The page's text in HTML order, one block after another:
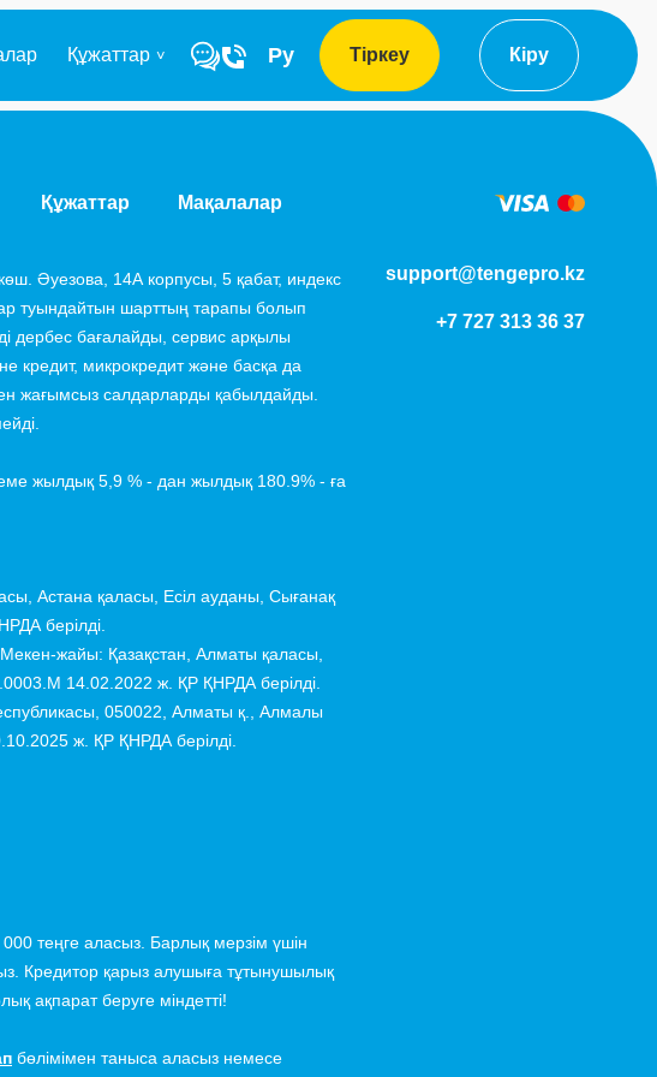
Құжаттар Ру Тіркеу Кіру
Құжаттар Мақалалар
Әуезова, 14А корпусы, 5 қабат, индекс
туындайтын шарттың тарапы болып
дербес бағалайды, сервис арқылы
кредит, микрокредит және басқа да
жағымсыз салдарларды қабылдайды.
жылдық 5,9 % - дан жылдық 180.9% - ға
Астана қаласы, Есіл ауданы, Сығанақ
берілді.
жайы: Қазақстан, Алматы қаласы,
14.02.2022 ж. ҚР ҚНРДА берілді.
050022, Алматы қ., Алмалы
ж. ҚР ҚНРДА берілді.
теңге аласыз. Барлық мерзім үшін
Кредитор қарыз алушыға тұтынушылық
ақпарат беруге міндетті!
бөлімімен таныса аласыз немесе
support@tengepro.kz
+7 727 313 36 37